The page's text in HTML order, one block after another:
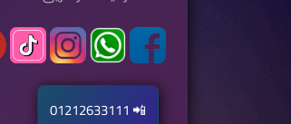
📲 01212633111